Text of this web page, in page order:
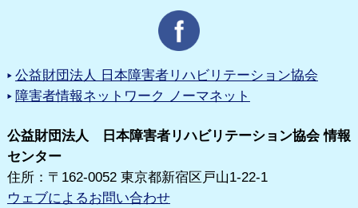
公益財団法人 日本障害者リハビリテーション協会
障害者情報ネットワーク ノーマネット
公益財団法人 日本障害者リハビリテーション協会 情報
センター
住所：〒162-0052 東京都新宿区戸山1-22-1
ウェブによるお問い合わせ